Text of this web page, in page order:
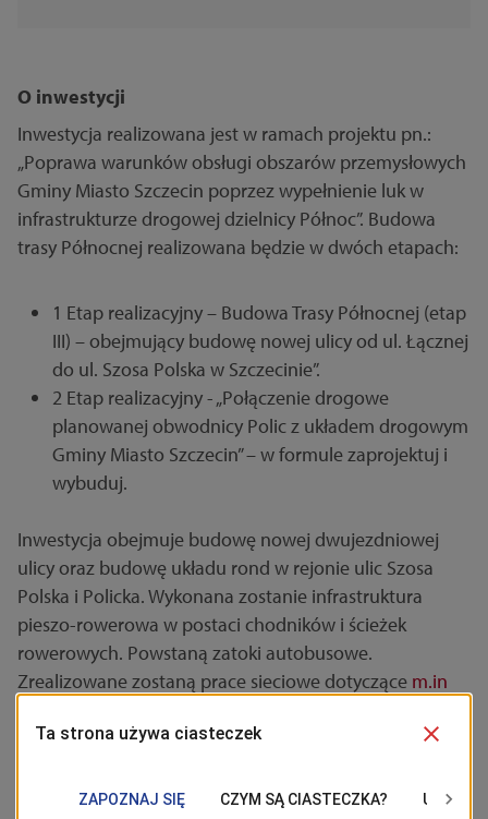
O inwestycji
Inwestycja realizowana jest w ramach projektu pn.:
„Poprawa warunków obsługi obszarów przemysłowych
Gminy Miasto Szczecin poprzez wypełnienie luk w
infrastrukturze drogowej dzielnicy Północ”. Budowa
trasy Północnej realizowana będzie w dwóch etapach:
1 Etap realizacyjny – Budowa Trasy Północnej (etap
III) – obejmujący budowę nowej ulicy od ul. Łącznej
do ul. Szosa Polska w Szczecinie”.
2 Etap realizacyjny - „Połączenie drogowe
planowanej obwodnicy Polic z układem drogowym
Gminy Miasto Szczecin” – w formule zaprojektuj i
wybuduj.
Inwestycja obejmuje budowę nowej dwujezdniowej
ulicy oraz budowę układu rond w rejonie ulic Szosa
Polska i Policka. Wykonana zostanie infrastruktura
pieszo-rowerowa w postaci chodników i ścieżek
rowerowych. Powstaną zatoki autobusowe.
Zrealizowane zostaną prace sieciowe dotyczące m.in
sanitarnej. Wykonane zostanie oświetlenie uliczna,